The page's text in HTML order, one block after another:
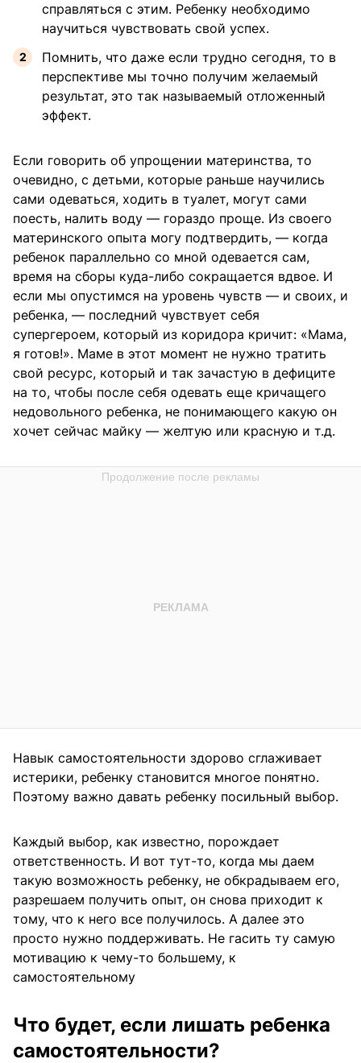
справляться с этим. Ребенку необходимо
научиться чувствовать свой успех.
Помнить, что даже если трудно сегодня, то в
перспективе мы точно получим желаемый
результат, это так называемый отложенный
эффект.
Если говорить об упрощении материнства, то
очевидно, с детьми, которые раньше научились
сами одеваться, ходить в туалет, могут сами
поесть, налить воду — гораздо проще. Из своего
материнского опыта могу подтвердить, — когда
ребенок параллельно со мной одевается сам,
время на сборы куда-либо сокращается вдвое. И
если мы опустимся на уровень чувств — и своих, и
ребенка, — последний чувствует себя
супергероем, который из коридора кричит: «Мама,
я готов!». Маме в этот момент не нужно тратить
свой ресурс, который и так зачастую в дефиците
на то, чтобы после себя одевать еще кричащего
недовольного ребенка, не понимающего какую он
хочет сейчас майку — желтую или красную и т.д.
Навык самостоятельности здорово сглаживает
истерики, ребенку становится многое понятно.
Поэтому важно давать ребенку посильный выбор.
Каждый выбор, как известно, порождает
ответственность. И вот тут-то, когда мы даем
такую возможность ребенку, не обкрадываем его,
разрешаем получить опыт, он снова приходит к
тому, что к него все получилось. А далее это
просто нужно поддерживать. Не гасить ту самую
мотивацию к чему-то большему, к
самостоятельному
Что будет, если лишать ребенка
самостоятельности?